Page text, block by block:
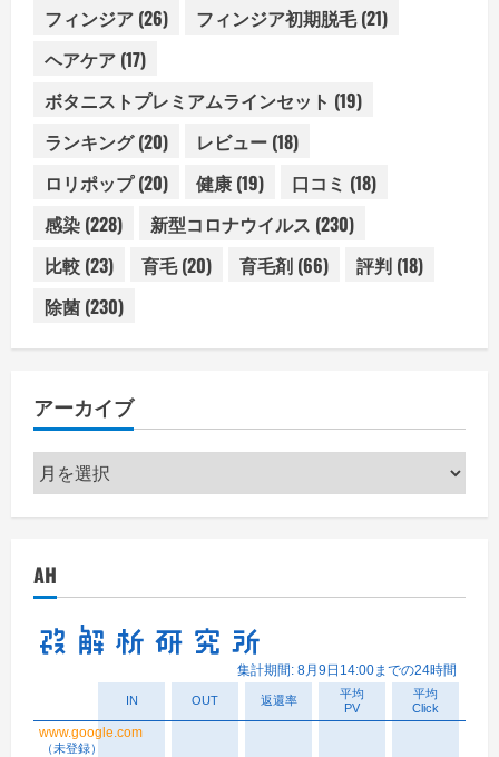
フィンジア (26) フィンジア初期脱毛(21)
ヘアケア (17)
ボタニストプレミアムラインセット (19)
ランキング(20) レビュー (18)
ロリポップ(20) 健康 (19) 口コミ (18)
感染 (228) 新型コロナウイルス (230)
比較 (23) 育毛(20) 育毛剤 (66) 評判 (18)
除菌 (230)
アーカイブ
ア
ー
ブ
AH